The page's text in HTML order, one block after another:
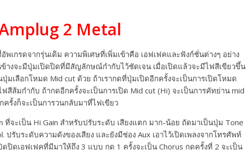
2 Metal
เกรดจากรุ่นเดิม ความพิเศษที่เพิ่มเข้าคือ เอฟเฟคและฟังก์ชั่นต่างๆ อย่าง
างจะมีปุ่มเปิดปิดที่มีสัญลักษณ์กำกับไว้ชัดเจน เมื่อเปิดแล้วจะมีไฟสีเขียวขึ้น
เลือกโหมด Mid cut ด้วย ถ้าเรากดที่ปุ่มเปิดอีกครั้งจะเป็นการเปิดโหมด
สีส้มกำกับ ถ้ากดอีกครั้งจะเป็นการเปิด Mid cut (Hi) จะเป็นการคัทย่าน mid
ครั้งก็จะเป็นการวนกลับมาที่ไฟเขียว
จะเป็น Hi Gain สำหรับปรับระดับ เสียงแตก มาก-น้อย ถัดมาเป็นปุ่ม Tone
ปรับระดับความดังของเสียง และยังมีช่อง Aux เอาไว้เปิดเพลงจากโทรศัพท์
ปิดเอฟเฟคที่มีมาให้ถึง 3 แบบ กด 1 ครั้งจะเป็น Chorus กดครั้งที่ 2 จะเป็น